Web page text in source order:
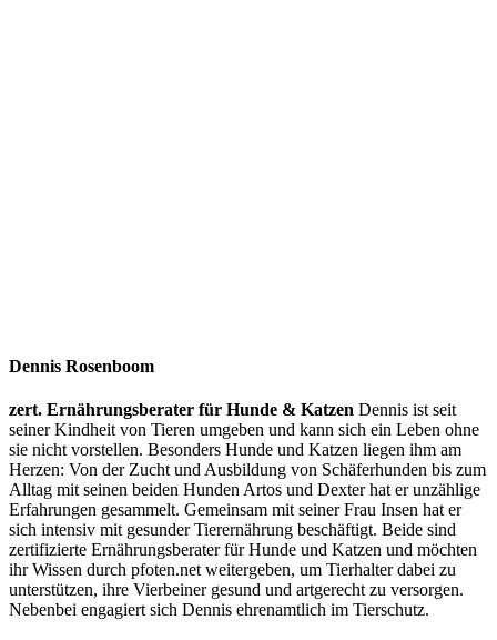
Dennis Rosenboom
zert. Ernährungsberater für Hunde & Katzen Dennis ist seit
seiner Kindheit von Tieren umgeben und kann sich ein Leben ohne
sie nicht vorstellen. Besonders Hunde und Katzen liegen ihm am
Herzen: Von der Zucht und Ausbildung von Schäferhunden bis zum
Alltag mit seinen beiden Hunden Artos und Dexter hat er unzählige
Erfahrungen gesammelt. Gemeinsam mit seiner Frau Insen hat er
sich intensiv mit gesunder Tierernährung beschäftigt. Beide sind
zertifizierte Ernährungsberater für Hunde und Katzen und möchten
ihr Wissen durch pfoten.net weitergeben, um Tierhalter dabei zu
unterstützen, ihre Vierbeiner gesund und artgerecht zu versorgen.
Nebenbei engagiert sich Dennis ehrenamtlich im Tierschutz.